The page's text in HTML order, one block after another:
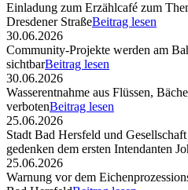
Einladung zum Erzählcafé zum
Dresdener StraßeBeitrag lesen
30.06.2026
Community-Projekte werden am
sichtbarBeitrag lesen
30.06.2026
Wasserentnahme aus Flüssen,
verbotenBeitrag lesen
25.06.2026
Stadt Bad Hersfeld und
gedenken dem ersten Intendanten
25.06.2026
Warnung vor dem